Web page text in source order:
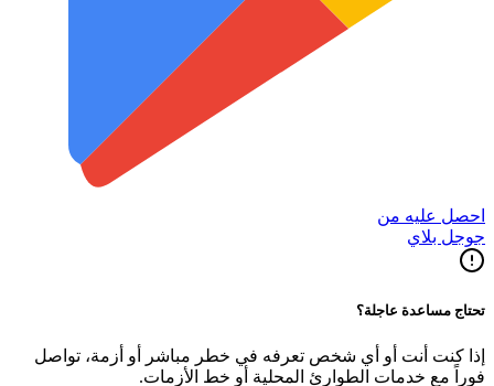
احصل عليه من
جوجل بلاي
تحتاج مساعدة عاجلة؟
إذا كنت أنت أو أي شخص تعرفه في خطر مباشر أو أزمة، تواصل
فوراً مع خدمات الطوارئ المحلية أو خط الأزمات.